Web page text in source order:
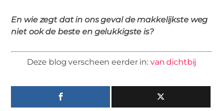
En wie zegt dat in ons geval de makkelijkste weg
niet ook de beste en gelukkigste is?
Deze blog verscheen eerder in: van dichtbij